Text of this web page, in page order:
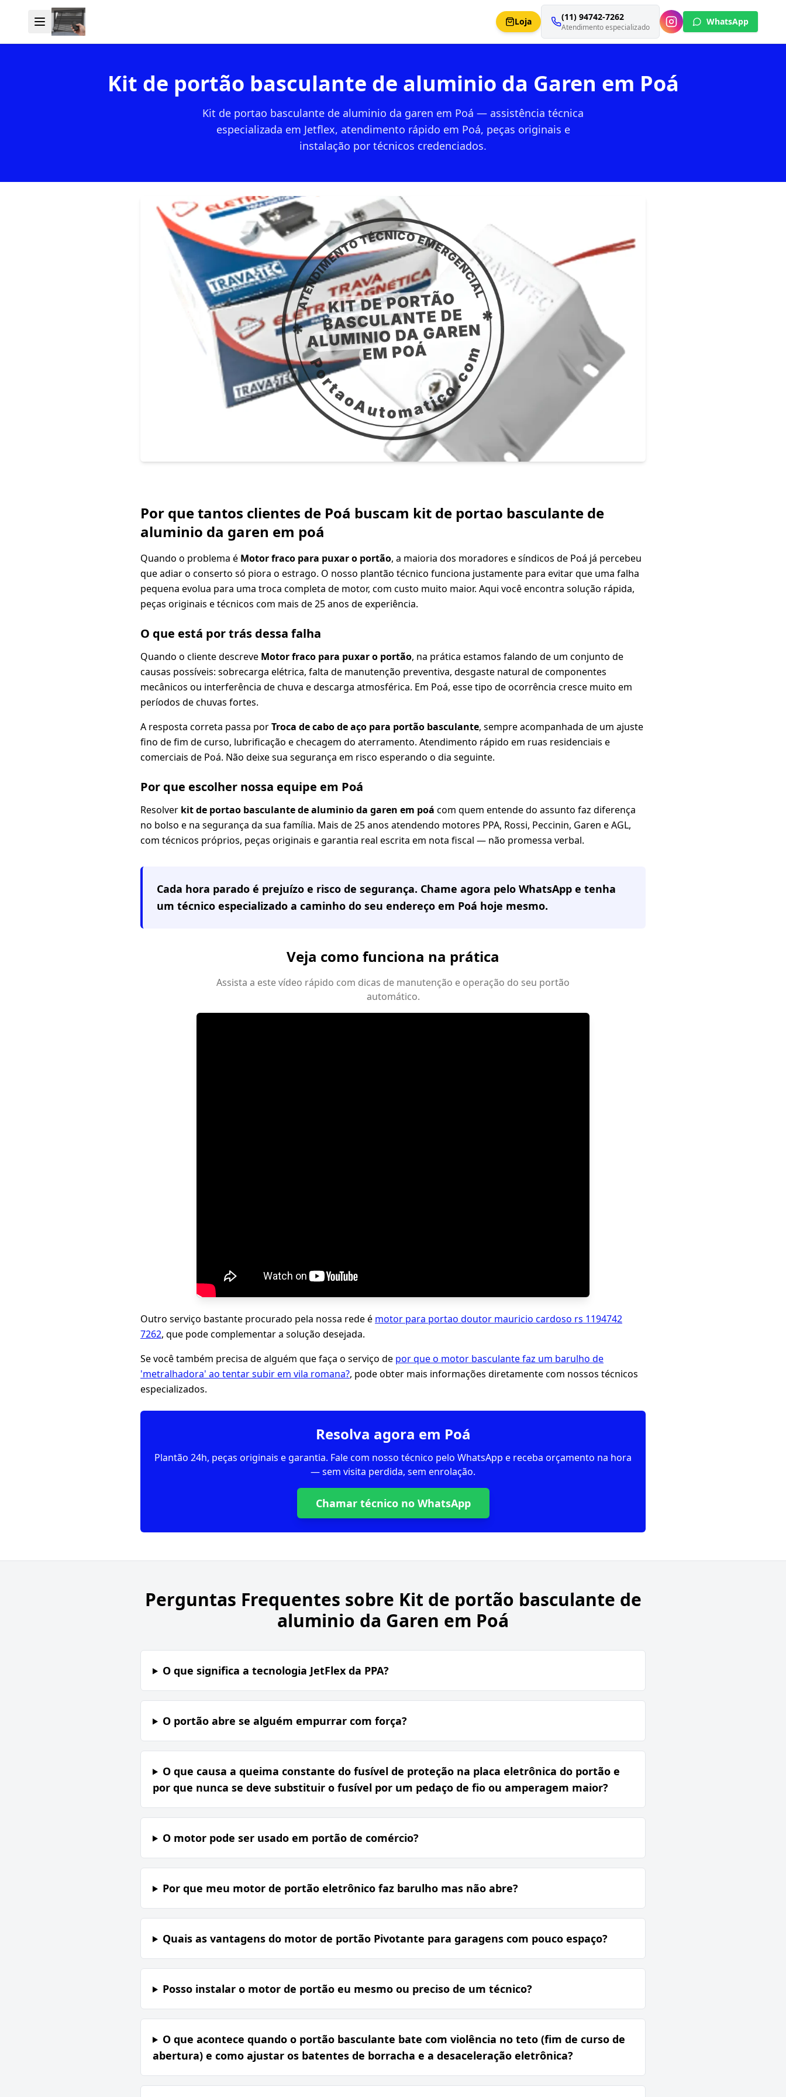
Loja (11) 94742-7262
Atendimento especializado
WhatsApp
Kit de portão basculante de aluminio da Garen em Poá
Kit de portao basculante de aluminio da garen em Poá — assistência técnica
especializada em Jetflex, atendimento rápido em Poá, peças originais e
instalação por técnicos credenciados.
Por que tantos clientes de Poá buscam kit de portao basculante de
aluminio da garen em poá
Quando o problema é Motor fraco para puxar o portão, a maioria dos moradores e síndicos de Poá já percebeu
que adiar o conserto só piora o estrago. O nosso plantão técnico funciona justamente para evitar que uma falha
pequena evolua para uma troca completa de motor, com custo muito maior. Aqui você encontra solução rápida,
peças originais e técnicos com mais de 25 anos de experiência.
O que está por trás dessa falha
Quando o cliente descreve Motor fraco para puxar o portão, na prática estamos falando de um conjunto de
causas possíveis: sobrecarga elétrica, falta de manutenção preventiva, desgaste natural de componentes
mecânicos ou interferência de chuva e descarga atmosférica. Em Poá, esse tipo de ocorrência cresce muito em
períodos de chuvas fortes.
A resposta correta passa porTroca de cabo de aço para portão basculante, sempre acompanhada de um ajuste
fino de fim de curso, lubrificação e checagem do aterramento. Atendimento rápido em ruas residenciais e
comerciais de Poá. Não deixe sua segurança em risco esperando o dia seguinte.
Por que escolher nossa equipe em Poá
Resolver kit de portao basculante de aluminio da garen em poá com quem entende do assunto faz diferença
no bolso e na segurança da sua família. Mais de 25 anos atendendo motores PPA, Rossi, Peccinin, Garen e AGL,
com técnicos próprios, peças originais e garantia real escrita em nota fiscal — não promessa verbal.
Cada hora parado é prejuízo e risco de segurança. Chame agora pelo WhatsApp e tenha
um técnico especializado a caminho do seu endereço em Poá hoje mesmo.
Veja como funciona na prática
Assista a este vídeo rápido com dicas de manutenção e operação do seu portão
automático.
Outro serviço bastante procurado pela nossa rede é motor para portao doutor mauricio cardoso rs 1194742
7262, que pode complementar a solução desejada.
Se você também precisa de alguém que faça o serviço de por que o motor basculante faz um barulho de
'metralhadora' ao tentar subir em vila romana?, pode obter mais informações diretamente com nossos técnicos
especializados.
Resolva agora em Poá
Plantão 24h, peças originais e garantia. Fale com nosso técnico pelo WhatsApp e receba orçamento na hora
— sem visita perdida, sem enrolação.
Chamar técnico no WhatsApp
Perguntas Frequentes sobre Kit de portão basculante de
aluminio da Garen em Poá
O que significa a tecnologia JetFlex da PPA?
O portão abre se alguém empurrar com força?
O que causa a queima constante do fusível de proteção na placa eletrônica do portão e
por que nunca se deve substituir o fusível por um pedaço de fio ou amperagem maior?
O motor pode ser usado em portão de comércio?
Por que meu motor de portão eletrônico faz barulho mas não abre?
Quais as vantagens do motor de portão Pivotante para garagens com pouco espaço?
Posso instalar o motor de portão eu mesmo ou preciso de um técnico?
O que acontece quando o portão basculante bate com violência no teto (fim de curso de
abertura) e como ajustar os batentes de borracha e a desaceleração eletrônica?